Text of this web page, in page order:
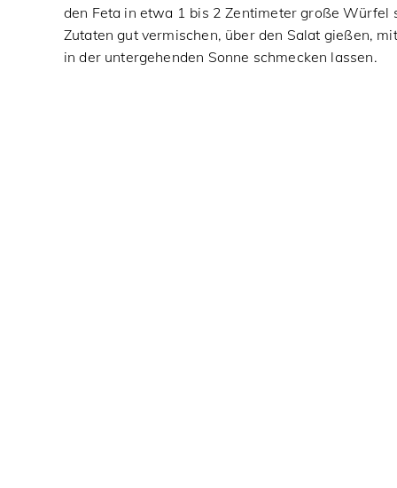
den Feta in etwa 1 bis 2 Zentimeter große Würfel
Zutaten gut vermischen, über den Salat gießen,
in der untergehenden Sonne schmecken lassen.